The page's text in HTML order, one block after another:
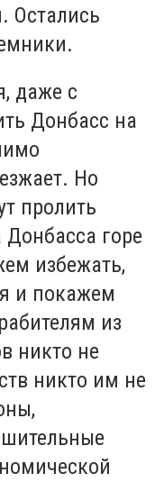
Остались
даже с
Донбасс на
Но
пролить
Донбасса горе
избежать,
и покажем
из
никто не
никто им не